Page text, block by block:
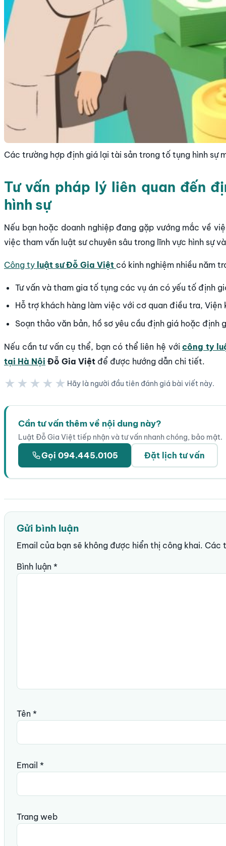
Các trường hợp định giá lại tài sản trong tố tụng hình sự
Tư vấn pháp lý liên quan đến
hình sự
Nếu bạn hoặc doanh nghiệp đang gặp vướng mắc về
việc tham vấn luật sư chuyên sâu trong lĩnh vực hình sự
Công ty luật sư Đỗ Gia Việt có kinh nghiệm nhiều năm
Tư vấn và tham gia tố tụng các vụ án có yếu tố định
Hỗ trợ khách hàng làm việc với cơ quan điều tra,
Soạn thảo văn bản, hồ sơ yêu cầu định giá hoặc định
Nếu cần tư vấn cụ thể, bạn có thể liên hệ vớicông ty
tại Hà Nội Đỗ Gia Việt để được hướng dẫn chi tiết.
★★★★★ Hãy là người đầu tiên đánh giá bài viết này.
Cần tư vấn thêm về nội dung này?
Luật Đỗ Gia Việt tiếp nhận và tư vấn nhanh chóng, bảo mật.
Gọi 094.445.0105 Đặt lịch tư vấn
Gửi bình luận
Email của bạn sẽ không được hiển thị công khai. Các
Bình luận *
Tên *
Email *
Trang web